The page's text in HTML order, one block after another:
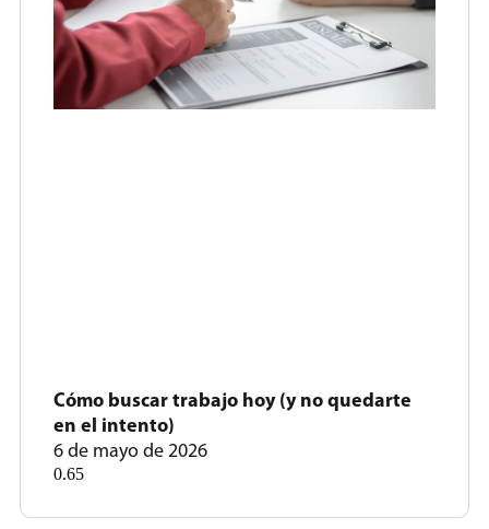
Cómo buscar trabajo hoy (y no quedarte
en el intento)
6 de mayo de 2026